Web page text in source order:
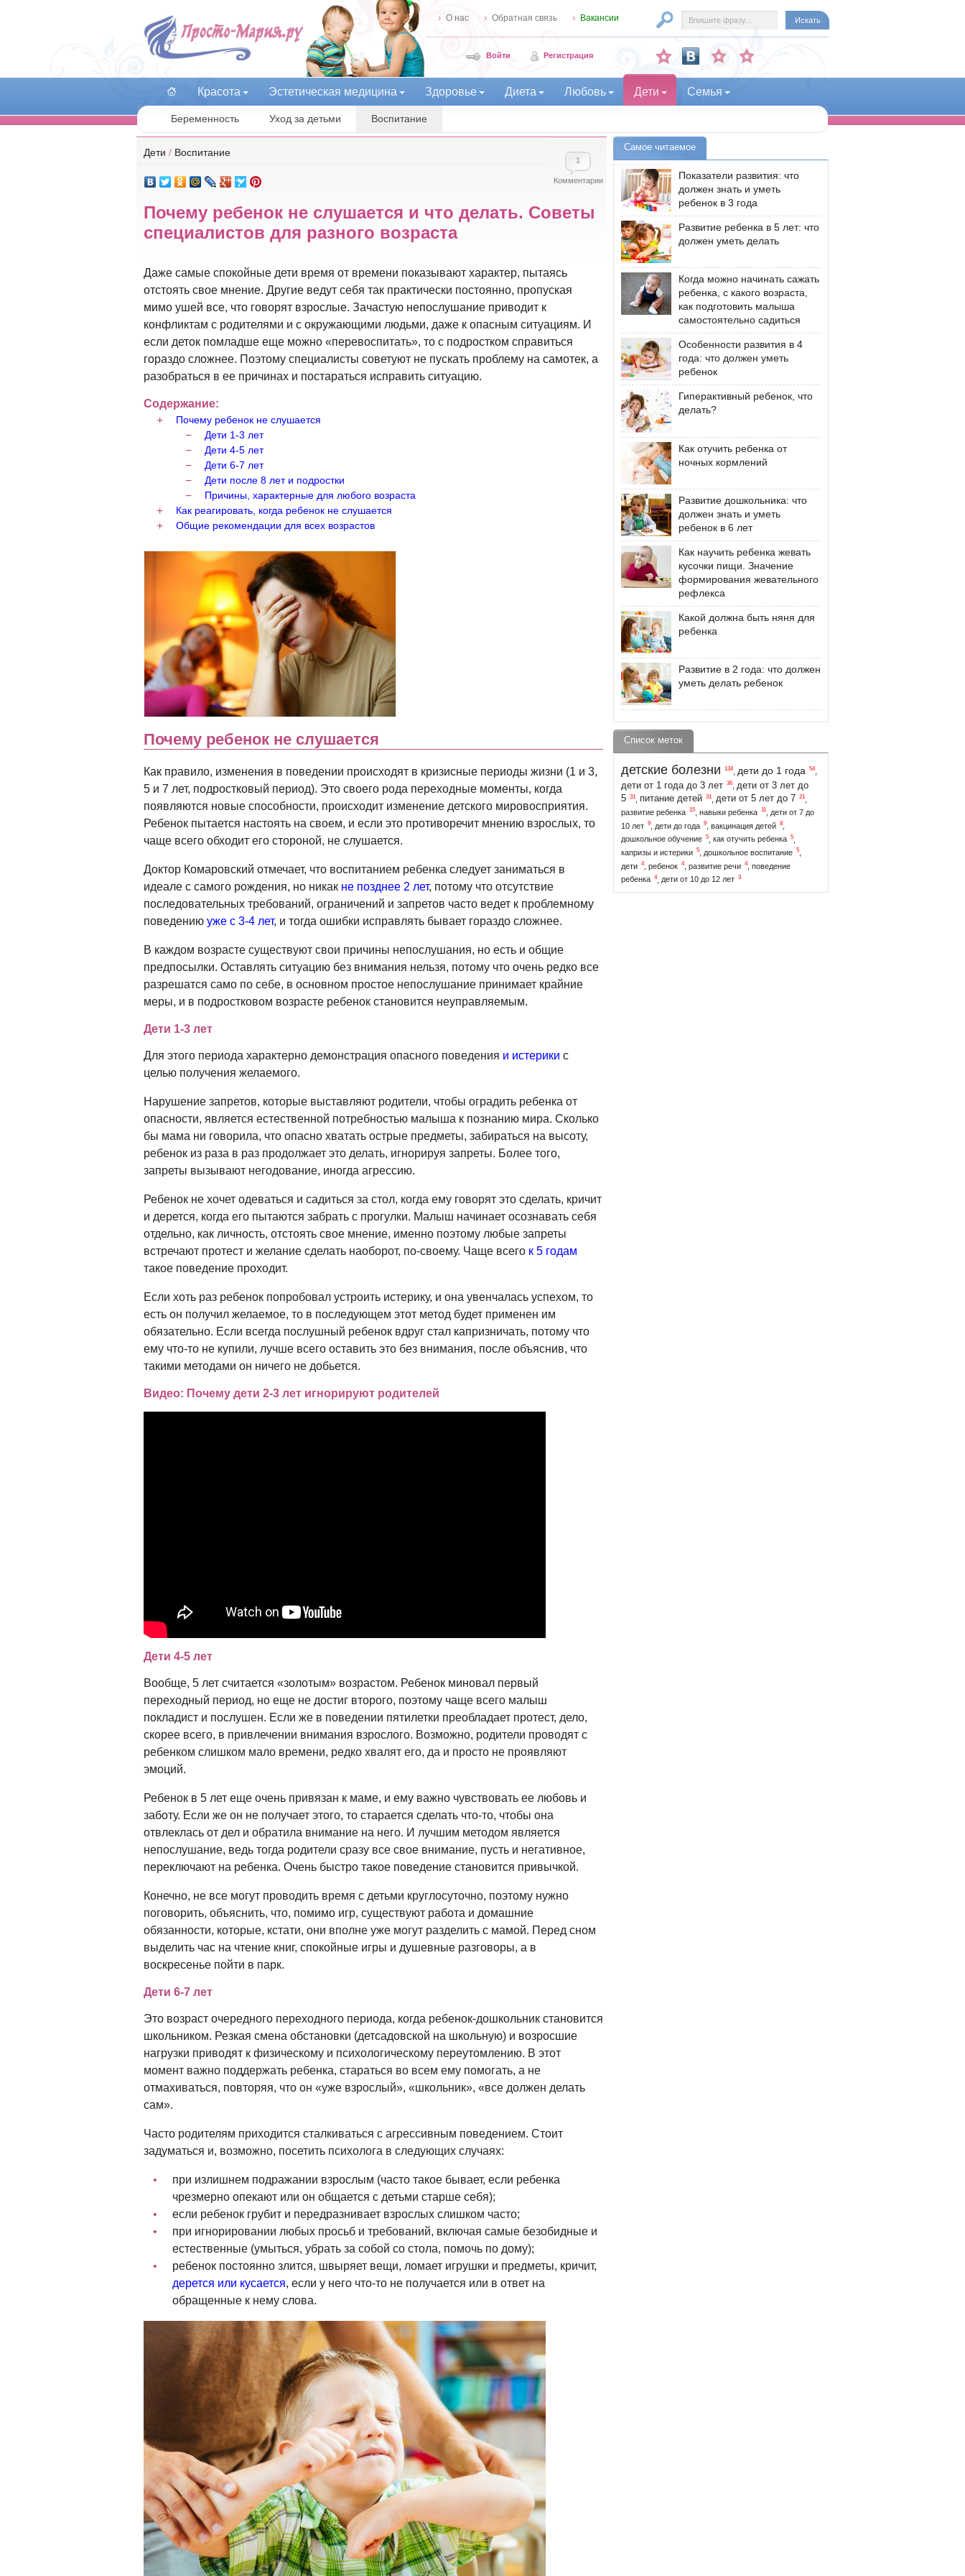
О нас Обратная связь Вакансии
Войти Регистрация
Красота Эстетическая медицина Здоровье Диета Любовь Дети Семья
Беременность Уход за детьми Воспитание
Дети / Воспитание
1
Комментарии
Почему ребенок не слушается и что делать. Советы
специалистов для разного возраста
Даже самые спокойные дети время от времени показывают характер, пытаясь
отстоять свое мнение. Другие ведут себя так практически постоянно, пропуская
мимо ушей все, что говорят взрослые. Зачастую непослушание приводит к
конфликтам с родителями и с окружающими людьми, даже к опасным ситуациям. И
если деток помладше еще можно «перевоспитать», то с подростком справиться
гораздо сложнее. Поэтому специалисты советуют не пускать проблему на самотек, а
разобраться в ее причинах и постараться исправить ситуацию.
Содержание:
Почему ребенок не слушается
Дети 1-3 лет
Дети 4-5 лет
Дети 6-7 лет
Дети после 8 лет и подростки
Причины, характерные для любого возраста
Как реагировать, когда ребенок не слушается
Общие рекомендации для всех возрастов
Почему ребенок не слушается
Как правило, изменения в поведении происходят в кризисные периоды жизни (1 и 3,
5 и 7 лет, подростковый период). Это своего рода переходные моменты, когда
появляются новые способности, происходит изменение детского мировосприятия.
Ребенок пытается настоять на своем, и если это противоречит мнению взрослых, то
чаще всего обходит его стороной, не слушается.
Доктор Комаровский отмечает, что воспитанием ребенка следует заниматься в
идеале с самого рождения, но никак не позднее 2 лет, потому что отсутствие
последовательных требований, ограничений и запретов часто ведет к проблемному
поведению уже с 3-4 лет, и тогда ошибки исправлять бывает гораздо сложнее.
В каждом возрасте существуют свои причины непослушания, но есть и общие
предпосылки. Оставлять ситуацию без внимания нельзя, потому что очень редко все
разрешатся само по себе, в основном простое непослушание принимает крайние
меры, и в подростковом возрасте ребенок становится неуправляемым.
Дети 1-3 лет
Для этого периода характерно демонстрация опасного поведения и истерики с
целью получения желаемого.
Нарушение запретов, которые выставляют родители, чтобы оградить ребенка от
опасности, является естественной потребностью малыша к познанию мира. Сколько
бы мама ни говорила, что опасно хватать острые предметы, забираться на высоту,
ребенок из раза в раз продолжает это делать, игнорируя запреты. Более того,
запреты вызывают негодование, иногда агрессию.
Ребенок не хочет одеваться и садиться за стол, когда ему говорят это сделать, кричит
и дерется, когда его пытаются забрать с прогулки. Малыш начинает осознавать себя
отдельно, как личность, отстоять свое мнение, именно поэтому любые запреты
встречают протест и желание сделать наоборот, по-своему. Чаще всего к 5 годам
такое поведение проходит.
Если хоть раз ребенок попробовал устроить истерику, и она увенчалась успехом, то
есть он получил желаемое, то в последующем этот метод будет применен им
обязательно. Если всегда послушный ребенок вдруг стал капризничать, потому что
ему что-то не купили, лучше всего оставить это без внимания, после объяснив, что
такими методами он ничего не добьется.
Видео: Почему дети 2-3 лет игнорируют родителей
Дети 4-5 лет
Вообще, 5 лет считается «золотым» возрастом. Ребенок миновал первый
переходный период, но еще не достиг второго, поэтому чаще всего малыш
покладист и послушен. Если же в поведении пятилетки преобладает протест, дело,
скорее всего, в привлечении внимания взрослого. Возможно, родители проводят с
ребенком слишком мало времени, редко хвалят его, да и просто не проявляют
эмоций.
Ребенок в 5 лет еще очень привязан к маме, и ему важно чувствовать ее любовь и
заботу. Если же он не получает этого, то старается сделать что-то, чтобы она
отвлеклась от дел и обратила внимание на него. И лучшим методом является
непослушание, ведь тогда родители сразу все свое внимание, пусть и негативное,
переключают на ребенка. Очень быстро такое поведение становится привычкой.
Конечно, не все могут проводить время с детьми круглосуточно, поэтому нужно
поговорить, объяснить, что, помимо игр, существуют работа и домашние
обязанности, которые, кстати, они вполне уже могут разделить с мамой. Перед сном
выделить час на чтение книг, спокойные игры и душевные разговоры, а в
воскресенье пойти в парк.
Дети 6-7 лет
Это возраст очередного переходного периода, когда ребенок-дошкольник становится
школьником. Резкая смена обстановки (детсадовской на школьную) и возросшие
нагрузки приводят к физическому и психологическому переутомлению. В этот
момент важно поддержать ребенка, стараться во всем ему помогать, а не
отмахиваться, повторяя, что он «уже взрослый», «школьник», «все должен делать
сам».
Часто родителям приходится сталкиваться с агрессивным поведением. Стоит
задуматься и, возможно, посетить психолога в следующих случаях:
при излишнем подражании взрослым (часто такое бывает, если ребенка
чрезмерно опекают или он общается с детьми старше себя);
если ребенок грубит и передразнивает взрослых слишком часто;
при игнорировании любых просьб и требований, включая самые безобидные и
естественные (умыться, убрать за собой со стола, помочь по дому);
ребенок постоянно злится, швыряет вещи, ломает игрушки и предметы, кричит,
дерется или кусается, если у него что-то не получается или в ответ на
обращенные к нему слова.
Самое читаемое
Показатели развития: что
должен знать и уметь
ребенок в 3 года
Развитие ребенка в 5 лет: что
должен уметь делать
Когда можно начинать сажать
ребенка, с какого возраста,
как подготовить малыша
самостоятельно садиться
Особенности развития в 4
года: что должен уметь
ребенок
Гиперактивный ребенок, что
делать?
Как отучить ребенка от
ночных кормлений
Развитие дошкольника: что
должен знать и уметь
ребенок в 6 лет
Как научить ребенка жевать
кусочки пищи. Значение
формирования жевательного
рефлекса
Какой должна быть няня для
ребенка
Развитие в 2 года: что должен
уметь делать ребенок
Список меток
детские болезни 134, дети до 1 года 54,
дети от 1 года до 3 лет 36
дети от 3 лет до
5 31 питание детей 31 дети от 5 лет до 7 21
развитие ребенка 15 навыки ребенка 11
дети от 7 до
10 лет 9 дети до года 9 вакцинация детей 8
дошкольное обучение 5 как отучить ребенка 5
капризы и истерики 5 дошкольное воспитание 5
дети 4, ребенок 4, развитие речи 4, поведение
ребенка 4, дети от 10 до 12 лет 3